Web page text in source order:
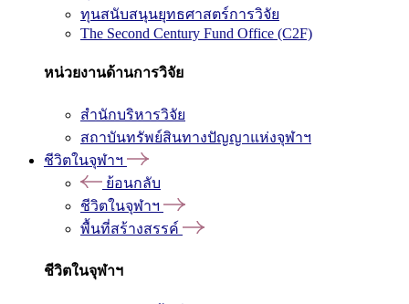
ทุนสนับสนุนยุทธศาสตร์การวิจัย
The Second Century Fund Office (C2F)
หน่วยงานด้านการวิจัย
สำนักบริหารวิจัย
สถาบันทรัพย์สินทางปัญญาแห่งจุฬาฯ
ชีวิตในจุฬาฯ
ย้อนกลับ
ชีวิตในจุฬาฯ
พื้นที่สร้างสรรค์
ชีวิตในจุฬาฯ